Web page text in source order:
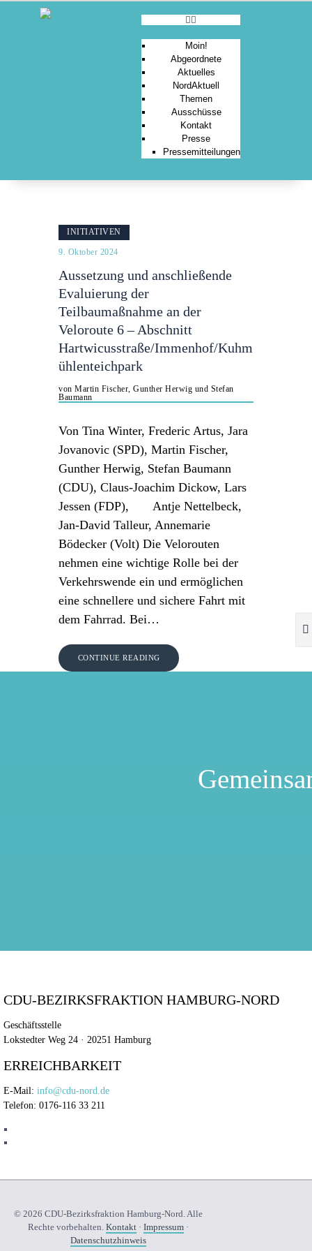
Moin!
Abgeordnete
Aktuelles
NordAktuell
Themen
Ausschüsse
Kontakt
Presse
Pressemitteilungen
ABGEORDNETE
NORDAKTUELL
PRESSE
INITIATIVEN
9. Oktober 2024
Aussetzung und anschließende
Evaluierung der
Teilbaumaßnahme an der
Veloroute 6 – Abschnitt
Hartwicusstraße/Immenhof/Kuhm
ühlenteichpark
von Martin Fischer, Gunther Herwig und Stefan
Baumann
Von Tina Winter, Frederic Artus, Jara
Jovanovic (SPD), Martin Fischer,
Gunther Herwig, Stefan Baumann
(CDU), Claus-Joachim Dickow, Lars
Jessen (FDP), Antje Nettelbeck,
Jan-David Talleur, Annemarie
Bödecker (Volt) Die Velorouten
nehmen eine wichtige Rolle bei der
Verkehrswende ein und ermöglichen
eine schnellere und sichere Fahrt mit
dem Fahrrad. Bei…
CONTINUE READING
CDU-BEZIRKSFRAKTION HAMBURG-NORD
Geschäftsstelle
Lokstedter Weg 24 · 20251 Hamburg
ERREICHBARKEIT
E-Mail: info@cdu-nord.de
Telefon: 0176-116 33 211
© 2026 CDU-Bezirksfraktion Hamburg-Nord. Alle
Rechte vorbehalten. Kontakt· Impressum·
Datenschutzhinweis